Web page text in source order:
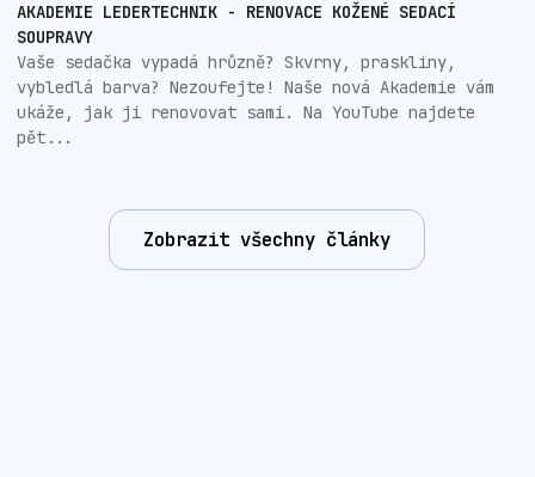
AKADEMIE LEDERTECHNIK - RENOVACE KOŽENÉ SEDACÍ
SOUPRAVY
Vaše sedačka vypadá hrůzně? Skvrny, praskliny,
vybledlá barva? Nezoufejte! Naše nová Akademie vám
ukáže, jak ji renovovat sami. Na YouTube najdete
pět...
Zobrazit všechny články